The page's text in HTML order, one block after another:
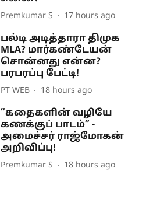
Premkumar S 17 hours ago
பல்டி அடித்தாரா திமுக
MLA? மார்கண்டேயன்
சொன்னது என்ன?
பரபரப்பு பேட்டி!
PT WEB 18 hours ago
”கதைகளின் வழியே
கணக்குப் பாடம்” -
அமைச்சர் ராஜ்மோகன்
அறிவிப்பு!
Premkumar S 18 hours ago